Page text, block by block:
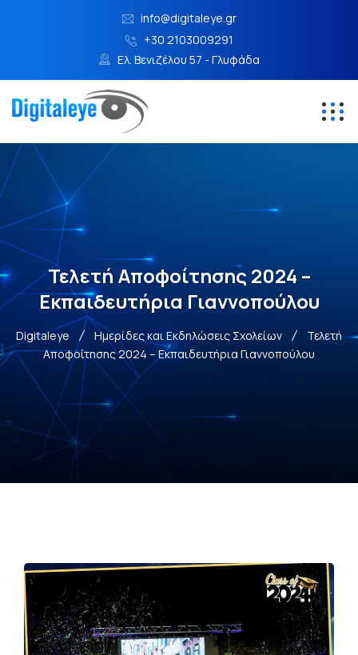
info@digitaleye.gr
+30 2103009291
Ελ. Βενιζέλου 57 - Γλυφάδα
Τελετή Αποφοίτησης 2024 –
Εκπαιδευτήρια Γιαννοπούλου
Digitaleye Ημερίδες και Εκδηλώσεις Σχολείων
Τελετή
Αποφοίτησης 2024 – Εκπαιδευτήρια Γιαννοπούλου